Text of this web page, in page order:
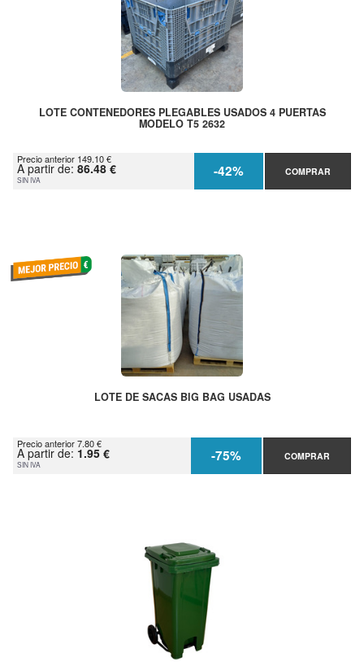
LOTE CONTENEDORES PLEGABLES USADOS 4 PUERTAS
MODELO T5 2632
Precio anterior 149.10 €
A partir de: 86.48 €
SIN IVA -42% COMPRAR
LOTE DE SACAS BIG BAG USADAS
Precio anterior 7.80 €
A partir de: 1.95 €
SIN IVA -75% COMPRAR